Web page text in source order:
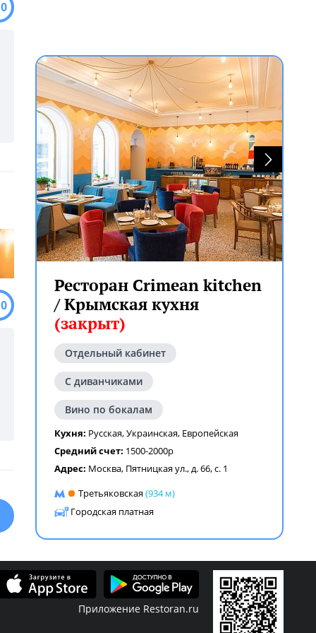
Ресторан Crimean kitchen
/ Крымская кухня
(закрыт)
Отдельный кабинет
С диванчиками
Вино по бокалам
Кухня: Русская,Украинская, Европейская
Средний счет: 1500-2000р
Адрес: Москва, Пятницкая ул., д. 66, с. 1
Третьяковская(934 м)
Городская платная
Приложение Restoran.ru